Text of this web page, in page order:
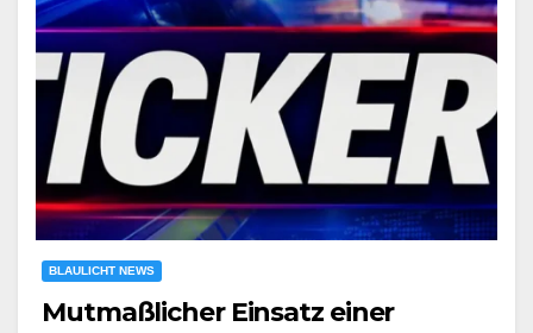
BLAULICHT NEWS
Mutmaßlicher Einsatz einer